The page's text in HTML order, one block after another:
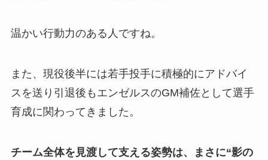
温かい行動力のある人ですね。
また、現役後半には若手投手に積極的にアドバイ
スを送り引退後もエンゼルスのGM補佐として選手
育成に関わってきました。
チーム全体を見渡して支える姿勢は、まさに“影の